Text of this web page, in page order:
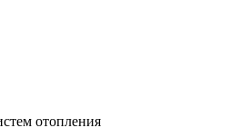
отопления